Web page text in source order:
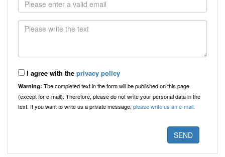
I agree with the privacy policy
Warning: The completed text in the form will be published on this page
(except for e-mail). Therefore, please do not write your personal data in the
text. If you want to write us a private message,please write us an e-mail.